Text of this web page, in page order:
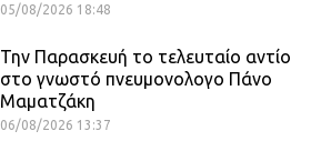
05/08/2026 18:48
Την Παρασκευή το τελευταίο αντίο
στο γνωστό πνευμονολογο Πάνο
Μαματζάκη
06/08/2026 13:37